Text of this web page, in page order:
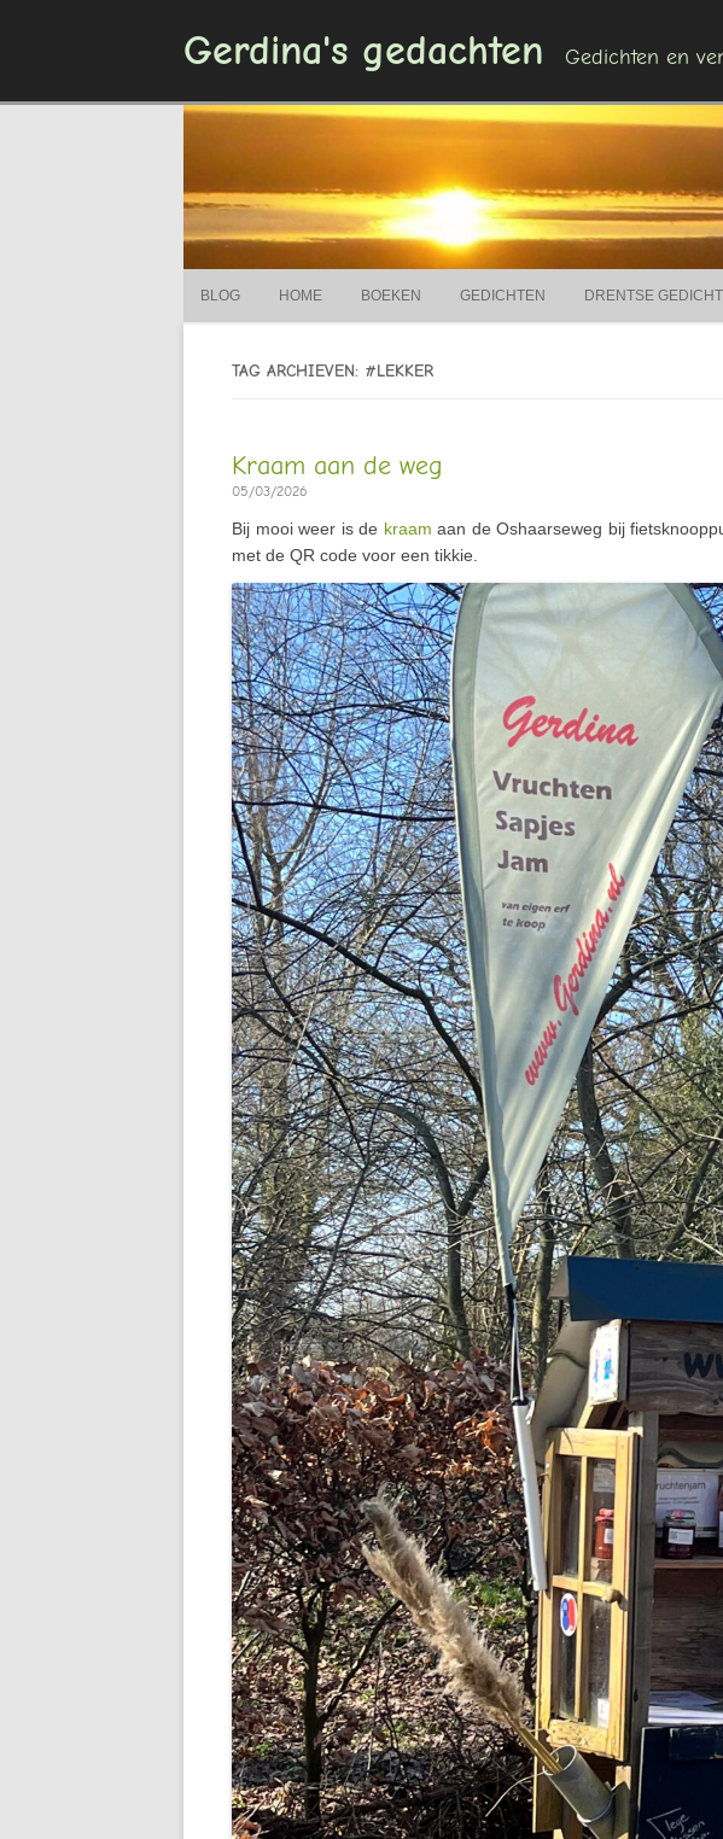
Gerdina's gedachten Gedichten en
BLOG HOME BOEKEN GEDICHTEN DRENTSE
TAG ARCHIEVEN: #LEKKER
Kraam aan de weg
05/03/2026
Bij mooi weer is de kraamaan de Oshaarseweg bij
met de QR code voor een tikkie.